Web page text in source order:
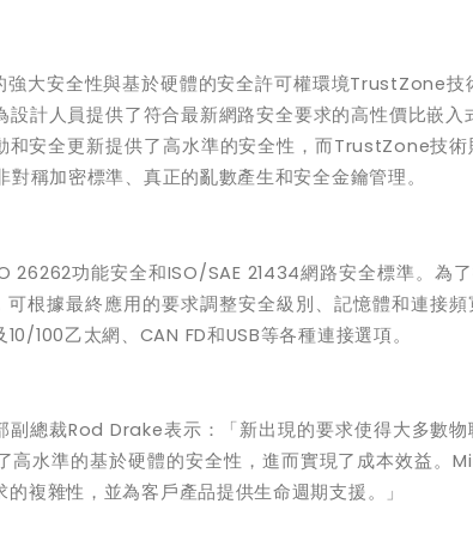
強大安全性與基於硬體的安全許可權環境TrustZone技
設計人員提供了符合最新網路安全要求的高性價比嵌入
安全更新提供了高水準的安全性，而TrustZone技術
對稱加密標準、真正的亂數產生和安全金鑰管理。
26262功能安全和ISO/SAE 21434網路安全標準。為
可根據最終應用的要求調整安全級別、記憶體和連接
10/100乙太網、 CAN FD和USB等各種連接選項。
副總裁Rod Drake表示：「新出現的要求使得大多數物
高水準的基於硬體的安全性，進而實現了成本效益。
複雜性，並為客戶產品提供生命週期支援。」